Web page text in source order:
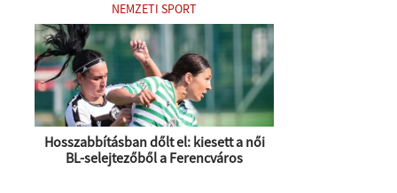
NEMZETI SPORT
Hosszabbításban dőlt el: kiesett a női
BL-selejtezőből a Ferencváros